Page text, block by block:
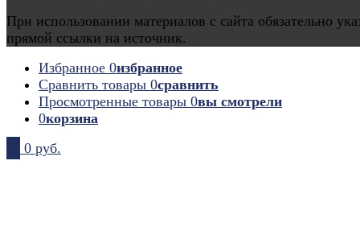
При использовании материалов с сайта обязательно
прямой ссылки на источник.
Избранное 0избранное
Сравнить товары 0сравнить
Просмотренные товары 0вы смотрели
0корзина
0 руб.